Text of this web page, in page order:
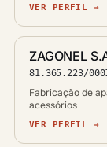
VER PERFIL →
ZAGONEL
81.365.223/
Fabricação de
acessórios
VER PERFIL →